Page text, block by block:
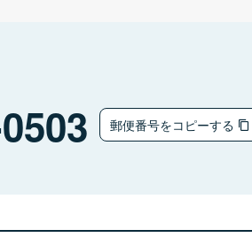
郵便番号をコピーする